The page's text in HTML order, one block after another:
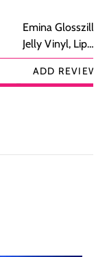
Emina
Jelly Vinyl, Lip
Cream Glossy
Ringan
ADD